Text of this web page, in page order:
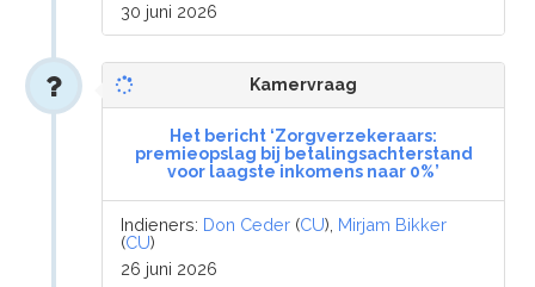
30 juni 2026
Kamervraag
Het bericht ‘Zorgverzekeraars:
premieopslag bij betalingsachterstand
voor laagste inkomens naar 0%’
Indieners: Don Ceder (CU), Mirjam Bikker
(CU)
26 juni 2026